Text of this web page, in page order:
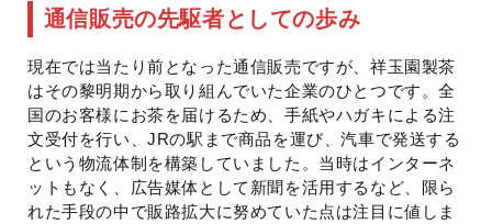
通信販売の先駆者としての歩み
現在では当たり前となった通信販売ですが、祥玉園製茶
はその黎明期から取り組んでいた企業のひとつです。全
国のお客様にお茶を届けるため、手紙やハガキによる注
文受付を行い、JRの駅まで商品を運び、汽車で発送する
という物流体制を構築していました。当時はインターネ
ットもなく、広告媒体として新聞を活用するなど、限ら
れた手段の中で販路拡大に努めていた点は注目に値しま